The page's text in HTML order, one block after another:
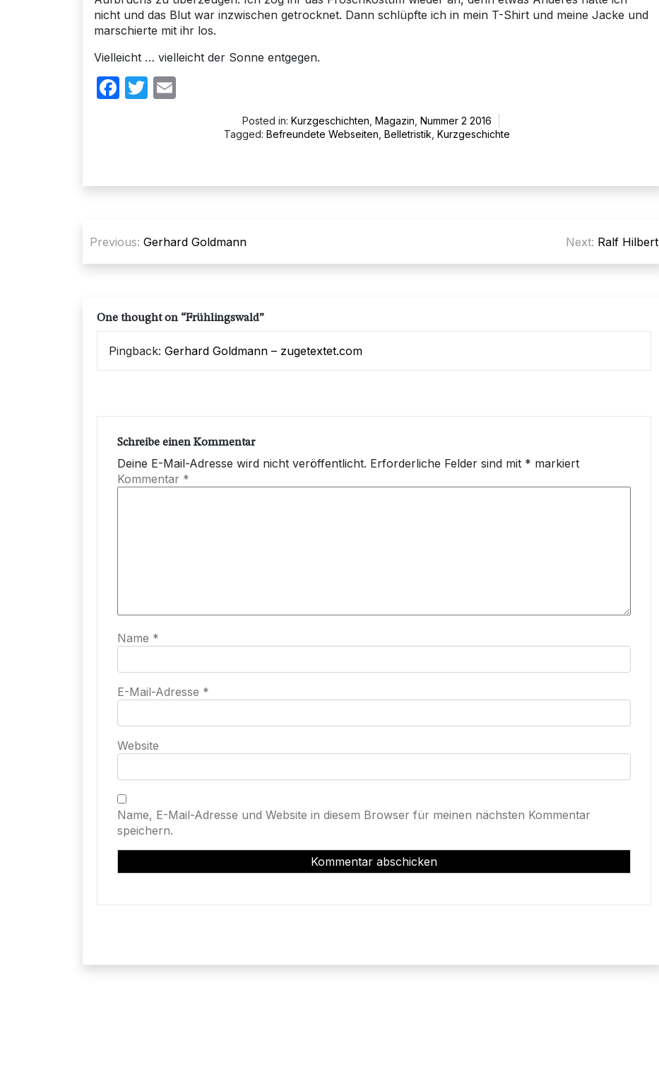
nicht und das Blut war inzwischen getrocknet. Dann schlüpfte ich in mein T-Shirt und meine Jacke und
marschierte mit ihr los.
Vielleicht … vielleicht der Sonne entgegen.
Facebook
Twitter
Posted in: Kurzgeschichten Magazin Nummer 2 2016
Tagged: Befreundete Webseiten Belletristik Kurzgeschichte
Beitragsnavigation
Previous: Gerhard Goldmann Next: Ralf Hilbert
One thought on “Frühlingswald”
Pingback: Gerhard Goldmann – zugetextet.com
Schreibe einen Kommentar
Deine E-Mail-Adresse wird nicht veröffentlicht. Erforderliche Felder sind mit * markiert
Kommentar *
Name *
E-Mail-Adresse *
Website
Name, E-Mail-Adresse und Website in diesem Browser für meinen nächsten Kommentar
speichern.